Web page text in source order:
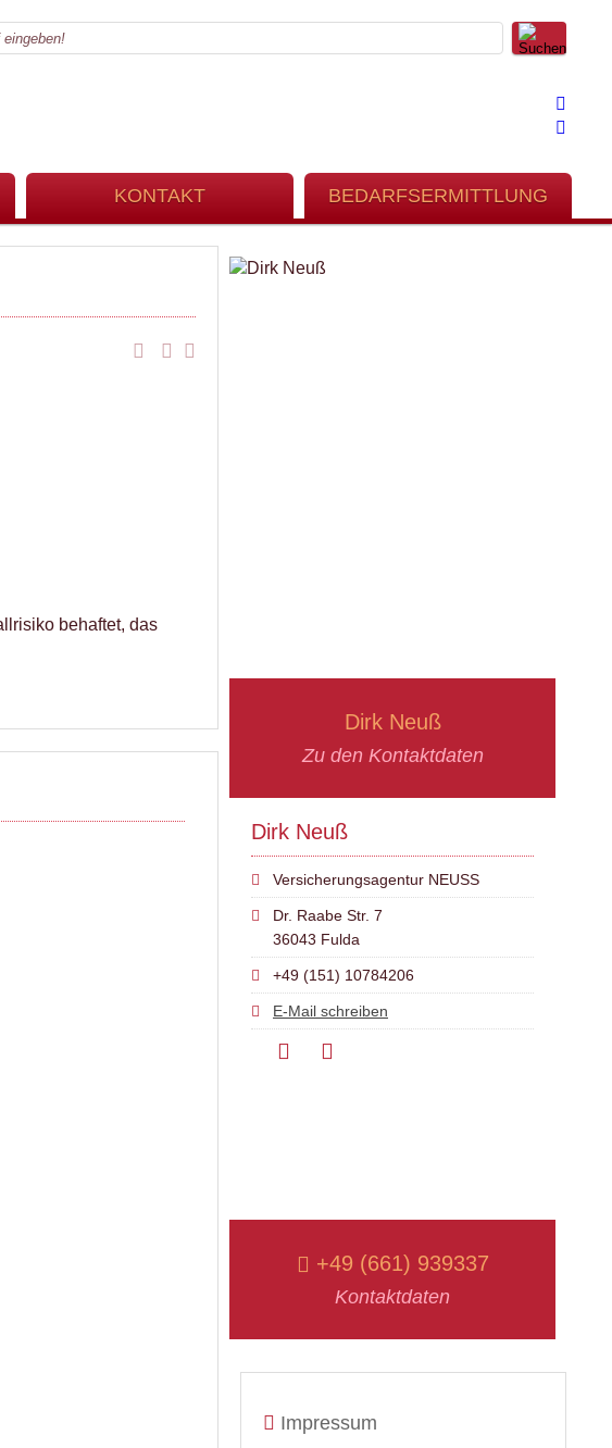
KONTAKT BEDARFSERMITTLUNG
Dirk Neuß
Zu den Kontaktdaten
Dirk Neuß
Versicherungsagentur NEUSS
Dr. Raabe Str. 7
36043 Fulda
+49 (151) 10784206
E-Mail schreiben
+49 (661) 939337
Kontaktdaten
Impressum
behaftet, das